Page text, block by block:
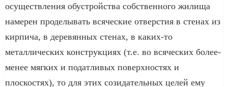
осуществления обустройства собственного жилища
намерен проделывать всяческие отверстия в стенах из
кирпича, в деревянных стенах, в каких-то
металлических конструкциях (т.е. во всяческих более-
менее мягких и податливых поверхностях и
плоскостях), то для этих созидательных целей ему